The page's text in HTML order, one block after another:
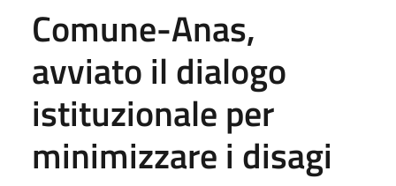
Comune-Anas,
avviato il dialogo
istituzionale per
minimizzare i disagi